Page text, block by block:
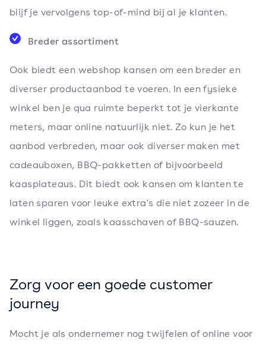
blijf je vervolgens top-of-mind bij al je klanten.
Breder assortiment
Ook biedt een webshop kansen om een breder en
diverser productaanbod te voeren. In een fysieke
winkel ben je qua ruimte beperkt tot je vierkante
meters, maar online natuurlijk niet. Zo kun je het
aanbod verbreden, maar ook diverser maken met
cadeauboxen, BBQ-pakketten of bijvoorbeeld
kaasplateaus. Dit biedt ook kansen om klanten te
laten sparen voor leuke extra's die niet zozeer in de
winkel liggen, zoals kaasschaven of BBQ-sauzen.
Zorg voor een goede customer
journey
Mocht je als ondernemer nog twijfelen of online voor